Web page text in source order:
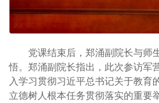
党课结束后，郑涌副院长与师
悟。郑涌副院长指出，此次参访军
入学习贯彻习近平总书记关于教育
立德树人根本任务贯彻落实的重要